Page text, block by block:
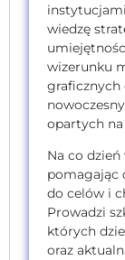
wiedzę
wizerunku
graficznych
opartych
Na co
pomagając
do celów i
Prowadzi
których
oraz